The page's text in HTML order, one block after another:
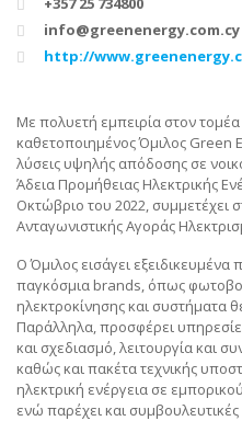
info@greenenergy.com.cy
http://
Με πολυετή εμπειρία στον
καθετοποιημένος Όμιλος
λύσεις υψηλής απόδοσης σε
Άδεια Προμήθειας Ηλεκτρικής
Οκτώβριο του 2022, συμμετέχει
Ανταγωνιστικής Αγοράς
Ο Όμιλος εισάγει
παγκόσμια brands, όπως
ηλεκτροκίνησης και συστήματα
Παράλληλα, προσφέρει
και σχεδιασμό, λειτουργία και
καθώς και πακέτα τεχνικής
ηλεκτρική ενέργεια σε
ενώ παρέχει και